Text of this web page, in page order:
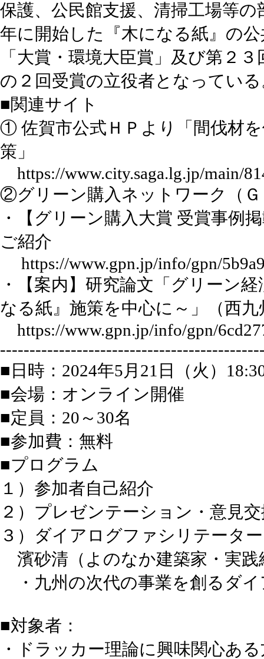
保護、公民館支援、清掃工場等
年に開始した『木になる紙』の
「大賞・環境大臣賞」及び第２
の２回受賞の立役者となってい
■関連サイト
① 佐賀市公式ＨＰより「間伐材
策」
https://www.city.saga.lg.jp/main/
②グリーン購入ネットワーク（Ｇ
・【グリーン購入大賞 受賞事例
ご紹介
https://www.gpn.jp/info/gpn/
・【案内】研究論文「グリーン
なる紙』施策を中心に～」（西
https://www.gpn.jp/info/gpn/
■日時：2024年5月21日（火）
■会場：オンライン開催
■定員：20～30名
■参加費：無料
■プログラム
１）参加者自己紹介
２）プレゼンテーション・意見
３）ダイアログファシリテーター
濱砂清（よのなか建築家・実践
・九州の次代の事業を創るダイ
■対象者：
・ドラッカー理論に興味関心あ